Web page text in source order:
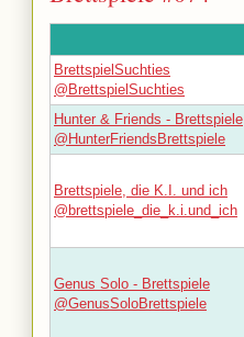
BrettspielSuchties
@BrettspielSuchties
Hunter & Friends - Brettspiele
@HunterFriendsBrettspiele
Brettspiele, die K.I. und ich
@brettspiele_die_k.i.und_ich
Genus Solo - Brettspiele
@GenusSoloBrettspiele